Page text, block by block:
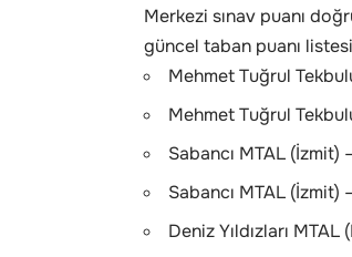
Merkezi sınav puanı
güncel taban puanı
Mehmet Tuğrul
Mehmet Tuğrul
Sabancı MTAL
Sabancı MTAL
Deniz Yıldızları